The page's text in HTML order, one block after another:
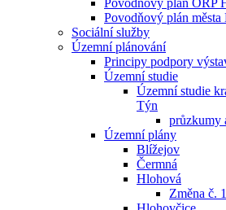
Povodňový plán ORP
Povodňový plán
Sociální služby
Územní plánování
Principy podpory
Územní studie
Územní studie
Týn
průzkumy
Územní plány
Blížejov
Čermná
Hlohová
Změna č. 1